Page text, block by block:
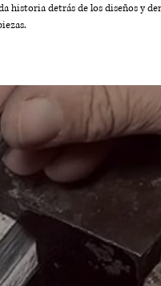
historia detrás de los diseños y